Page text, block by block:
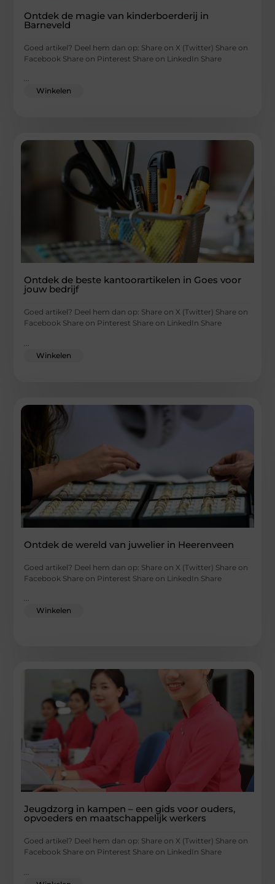
Ontdek de magie van kinderboerderij in
Barneveld
Goed artikel? Deel hem dan op: Share on X (Twitter) Share on
Facebook Share on Pinterest Share on LinkedIn Share
...
Winkelen
Ontdek de beste kantoorartikelen in Goes voor
jouw bedrijf
Goed artikel? Deel hem dan op: Share on X (Twitter) Share on
Facebook Share on Pinterest Share on LinkedIn Share
Winkelen
Ontdek de wereld van juwelier in Heerenveen
Goed artikel? Deel hem dan op: Share on X (Twitter) Share on
Facebook Share on Pinterest Share on LinkedIn Share
...
Winkelen
Jeugdzorg in kampen – een gids voor ouders,
opvoeders en maatschappelijk werkers
Goed artikel? Deel hem dan op: Share on X (Twitter) Share on
Facebook Share on Pinterest Share on LinkedIn Share